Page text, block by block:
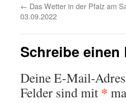
← Das Wetter in der Pfalz am
03.09.2022
Schreibe einen
Deine E-Mail-
Felder sind mit *